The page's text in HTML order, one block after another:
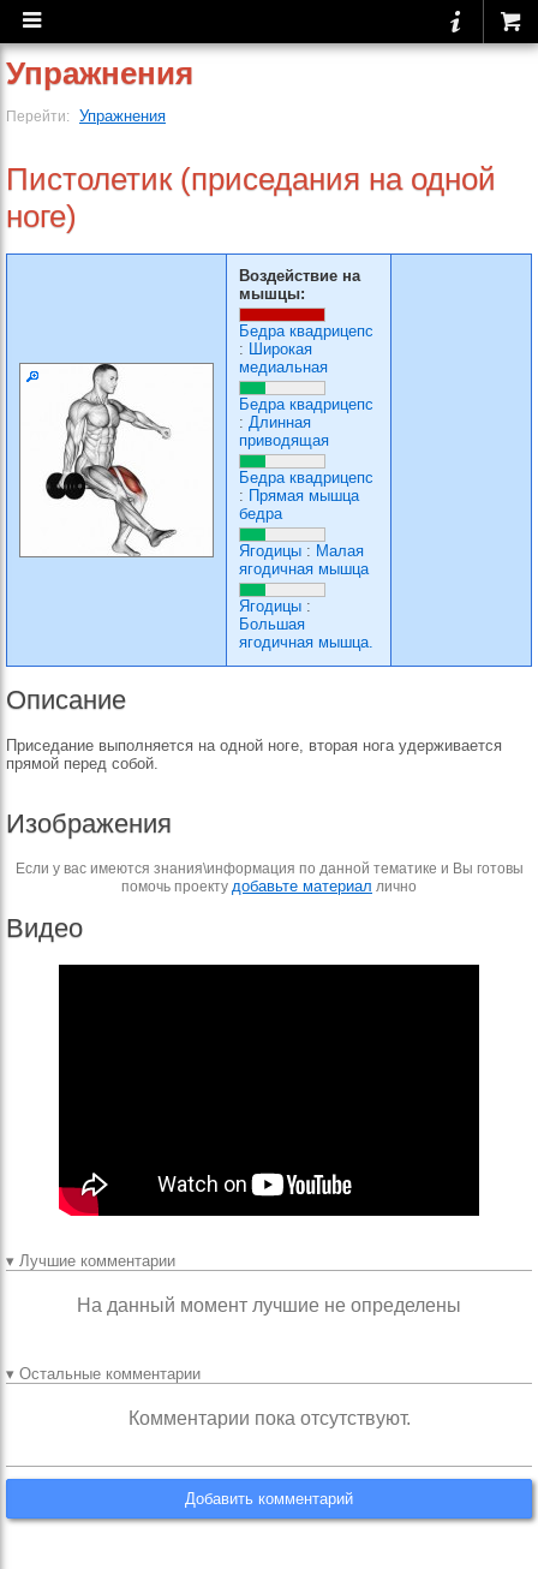
Упражнения
Перейти: Упражнения
Пистолетик (приседания на одной
ноге)
Воздействие на
мышцы:
Бедра квадрицепс
: Широкая
медиальная
Бедра квадрицепс
: Длинная
приводящая
Бедра квадрицепс
: Прямая мышца
бедра
Ягодицы : Малая
ягодичная мышца
Ягодицы :
Большая
ягодичная мышца.
Описание
Приседание выполняется на одной ноге, вторая нога удерживается
прямой перед собой.
Изображения
Если у вас имеются знания\информация по данной тематике и Вы готовы
помочь проекту добавьте материал лично
Видео
▾ Лучшие комментарии
На данный момент лучшие не определены
▾ Остальные комментарии
Комментарии пока отсутствуют.
Добавить комментарий